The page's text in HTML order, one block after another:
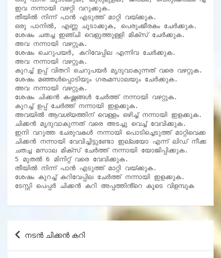
ഇവ നന്നായി വഴറ്റി വറുക്കുക.
തീയിൽ നിന്ന് പാൻ എടുത്ത് മാറ്റി വയ്ക്കുക.
ഒരു പാനിൽ, എണ്ണ ചൂടാക്കുക, പെരുംജീരകം ചേർക്കുക.
ശേഷം ചതച്ച ഇഞ്ചി വെളുത്തുള്ളി മിക്സ് ചേർക്കുക.
അവ നന്നായി വഴറ്റുക.
ശേഷം ചെറുപയർ, കറിവേപ്പില എന്നിവ ചേർക്കുക.
അവ നന്നായി വഴറ്റുക.
കുറച്ച് ഉപ്പ് വിതറി ചെറുപയർ മൃദുവാകുന്നത് വരെ വഴറ്റുക.
ശേഷം മഞ്ഞൾപ്പൊടിയും ഗരംമസാലയും ചേർക്കുക.
അവ നന്നായി വഴറ്റുക.
ശേഷം ചിക്കൻ കഷ്ണങ്ങൾ ചേർത്ത് നന്നായി വഴറ്റുക.
കുറച്ച് ഉപ്പ് ചേർത്ത് നന്നായി ഇളക്കുക.
അവയിൽ ആവശ്യത്തിന് വെള്ളം ഒഴിച്ച് നന്നായി ഇളക്കുക.
ചിക്കൻ മൃദുവാകുന്നത് വരെ അടച്ചു വെച്ച് വേവിക്കുക.
ഇനി വറുത്ത ചേരുവകൾ നന്നായി പൊടിച്ചെടുത്ത് മാറ്റിവെക്കണം.
ചിക്കൻ നന്നായി വേവിച്ചിട്ടുണ്ടോ ഇല്ലയോ എന്ന് ലിഡ് നീക്കം
ചതച്ച മസാല മിക്സ് ചേർത്ത് നന്നായി യോജിപ്പിക്കുക.
5 മുതൽ 6 മിനിറ്റ് വരെ വേവിക്കുക.
തീയിൽ നിന്ന് പാൻ എടുത്ത് മാറ്റി വയ്ക്കുക.
ശേഷം കുറച്ച് കറിവേപ്പില ചേർത്ത് നന്നായി ഇളക്കുക.
ടേസ്റ്റി പെപ്പർ ചിക്കൻ കറി അപ്പത്തിൻ്റെ കൂടെ വിളമ്പുക
Post
നടൻ ചിക്കൻ കറി